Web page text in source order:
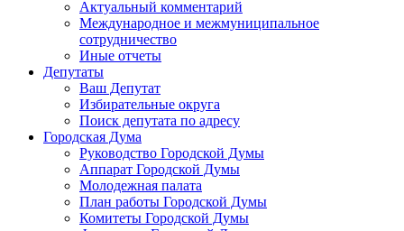
Актуальный комментарий
Международное и межмуниципальное
сотрудничество
Иные отчеты
Депутаты
Ваш Депутат
Избирательные округа
Поиск депутата по адресу
Городская Дума
Руководство Городской Думы
Аппарат Городской Думы
Молодежная палата
План работы Городской Думы
Комитеты Городской Думы